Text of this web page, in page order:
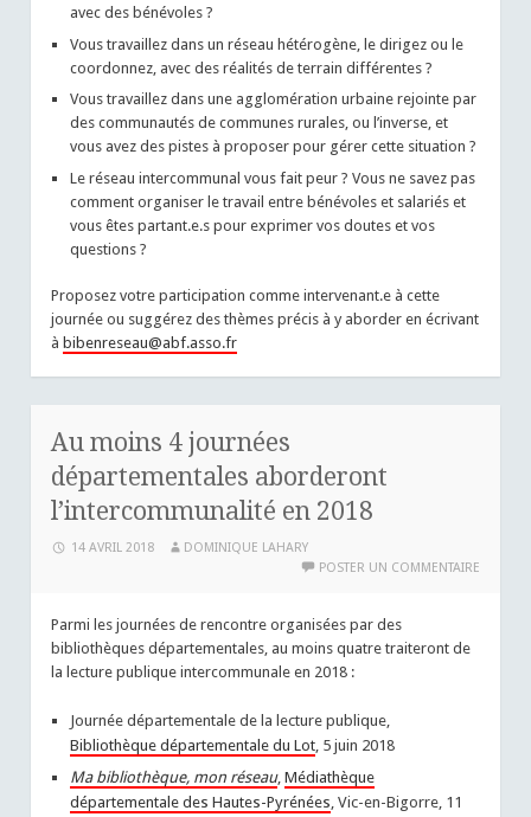
avec des bénévoles ?
Vous travaillez dans un réseau hétérogène, le dirigez ou le
coordonnez, avec des réalités de terrain différentes ?
Vous travaillez dans une agglomération urbaine rejointe par
des communautés de communes rurales, ou l’inverse, et
vous avez des pistes à proposer pour gérer cette situation ?
Le réseau intercommunal vous fait peur ? Vous ne savez pas
comment organiser le travail entre bénévoles et salariés et
vous êtes partant.e.s pour exprimer vos doutes et vos
questions ?
Proposez votre participation comme intervenant.e à cette
journée ou suggérez des thèmes précis à y aborder en écrivant
à bibenreseau@abf.asso.fr
Au moins 4 journées
départementales aborderont
l’intercommunalité en 2018
14 AVRIL 2018
DOMINIQUE LAHARY
POSTER UN COMMENTAIRE
Parmi les journées de rencontre organisées par des
bibliothèques départementales, au moins quatre traiteront de
la lecture publique intercommunale en 2018 :
Journée départementale de la lecture publique,
Bibliothèque départementale du Lot, 5 juin 2018
Ma bibliothèque, mon réseau, Médiathèque
départementale des Hautes-Pyrénées, Vic-en-Bigorre, 11